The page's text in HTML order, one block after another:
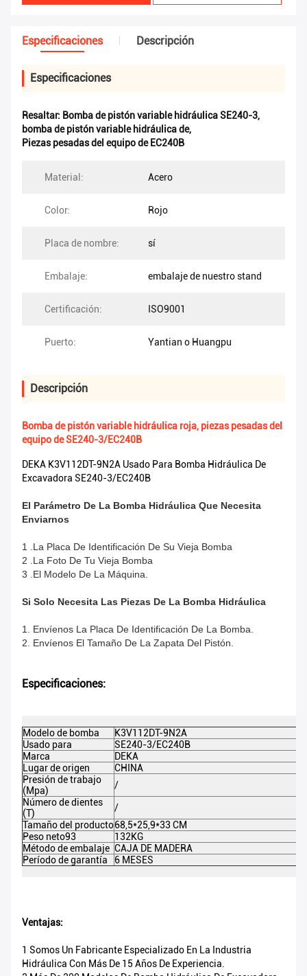
Especificaciones Descripción
Especificaciones
Resaltar: Bomba de pistón variable hidráulica SE240-3,
bomba de pistón variable hidráulica de,
Piezas pesadas del equipo de EC240B
Material: Acero
Color: Rojo
Placa de nombre: sí
Embalaje: embalaje de nuestro stand
Certificación: ISO9001
Puerto: Yantian o Huangpu
Descripción
Bomba de pistón variable hidráulica roja, piezas pesadas del
equipo de SE240-3/EC240B
DEKA K3V112DT-9N2A Usado Para Bomba Hidráulica De
Excavadora SE240-3/EC240B
El Parámetro De La Bomba Hidráulica Que Necesita
Enviarnos
1 .La Placa De Identificación De Su Vieja Bomba
2 .La Foto De Tu Vieja Bomba
3 .El Modelo De La Máquina.
Si Solo Necesita Las Piezas De La Bomba Hidráulica
1. Envíenos La Placa De Identificación De La Bomba.
2. Envíenos El Tamaño De La Zapata Del Pistón.
Especificaciones:
Modelo de bomba
K3V112DT-9N2A
Usado para
SE240-3/EC240B
Marca
DEKA
Lugar de origen
CHINA
Presión de trabajo
(Mpa)
/
Número de dientes
(T)
/
Tamaño del producto68,5*25,9*33 CM
Peso neto93
132KG
Método de embalaje CAJA DE MADERA
Período de garantía
6 MESES
Ventajas:
1 Somos Un Fabricante Especializado En La Industria
Hidráulica Con Más De 15 Años De Experiencia.